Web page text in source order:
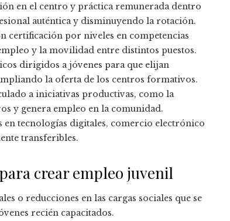
en el centro y práctica remunerada dentro
auténtica y disminuyendo la rotación.
certificación por niveles en competencias
y la movilidad entre distintos puestos.
dirigidos a jóvenes para que elijan
la oferta de los centros formativos.
a iniciativas productivas, como la
y genera empleo en la comunidad.
en tecnologías digitales, comercio electrónico
transferibles.
crear empleo juvenil
o reducciones en las cargas sociales que se
recién capacitados.